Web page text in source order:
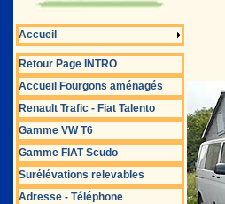
Accueil
Retour Page INTRO
Accueil Fourgons aménagés
Renault Trafic - Fiat Talento
Gamme VW T6
Gamme FIAT Scudo
Surélévations relevables
Adresse - Téléphone